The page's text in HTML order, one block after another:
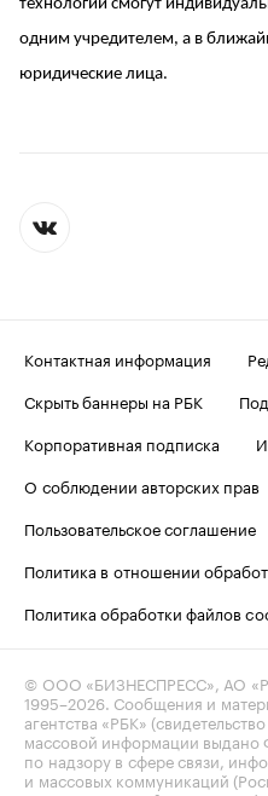
технологии смогут
одним учредителем, а в
юридические лица.
Контактная информация
Скрыть баннеры на РБК
Корпоративная подписка
О соблюдении авторских прав
Пользовательское соглашение
Политика в отношении
Политика обработки файлов
© ООО «БИЗНЕСПРЕСС», АО
1995–2026. Сообщения и
агентства «РБК»
массовой информации выдано
по надзору в сфере связи,
и массовых коммуникаций